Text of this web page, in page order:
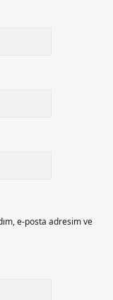
e-posta adresim ve